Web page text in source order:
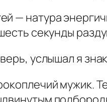
— натура
секунды
услышал я
мужик.